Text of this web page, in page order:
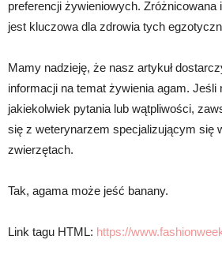
preferencji żywieniowych. Zróżnicowana
jest kluczowa dla zdrowia tych
Mamy nadzieję, że nasz artykuł
informacji na temat żywienia agam. Jeśli
jakiekolwiek pytania lub wątpliwości,
się z weterynarzem specjalizującym się
zwierzętach.
Tak, agama może jeść banany.
Link tagu HTML: https://